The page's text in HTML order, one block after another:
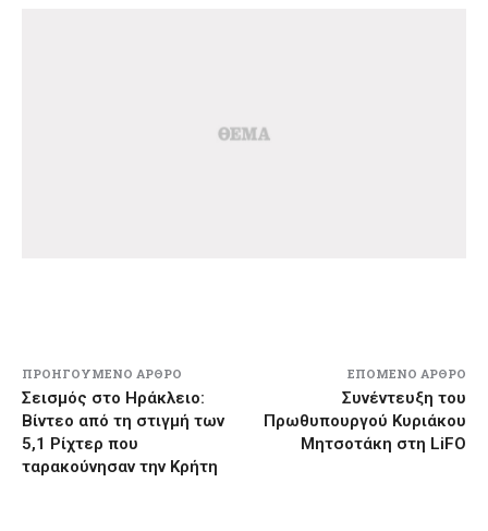
ΠΡΟΗΓΟΎΜΕΝΟ ΆΡΘΡΟ
Σεισμός στο Ηράκλειο:
Βίντεο από τη στιγμή των
5,1 Ρίχτερ που
ταρακούνησαν την Κρήτη
ΕΠΌΜΕΝΟ ΆΡΘΡΟ
Συνέντευξη του
Πρωθυπουργού Κυριάκου
Μητσοτάκη στη LiFO